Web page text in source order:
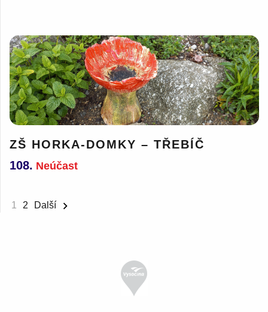
ZŠ HORKA-DOMKY – TŘEBÍČ
108. Neúčast
Stránkování
1 2 Další